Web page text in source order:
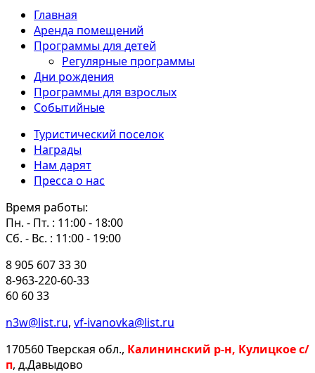
Главная
Аренда помещений
Программы для детей
Регулярные программы
Дни рождения
Программы для взрослых
Событийные
Туристический поселок
Награды
Нам дарят
Пресса о нас
Время работы:
Пн. - Пт. : 11:00 - 18:00
Сб. - Вс. : 11:00 - 19:00
8 905 607 33 30
8-963-220-60-33
60 60 33
n3w@list.ru, vf-ivanovka@list.ru
170560 Тверская обл., Калининский р-н, Кулицкое с/
п, д.Давыдово